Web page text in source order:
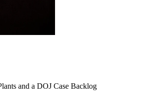
and a DOJ Case Backlog